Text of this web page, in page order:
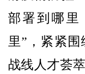
部署到哪里
里”，紧紧
战线人才荟